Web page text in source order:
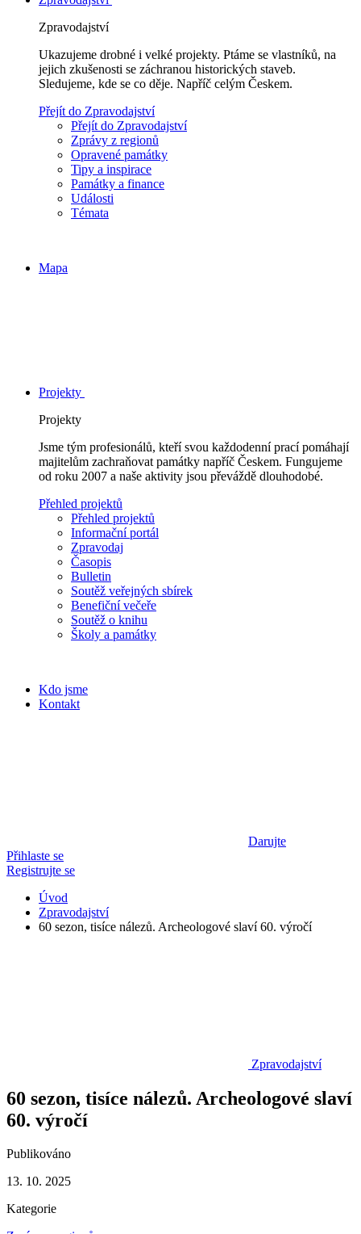
Zpravodajství
Ukazujeme drobné i velké projekty. Ptáme se vlastníků, na
jejich zkušenosti se záchranou historických staveb.
Sledujeme, kde se co děje. Napříč celým Českem.
Přejít do Zpravodajství
Přejít do Zpravodajství
Zprávy z regionů
Opravené památky
Tipy a inspirace
Památky a finance
Události
Témata
Mapa
Projekty
Projekty
Jsme tým profesionálů, kteří svou každodenní prací pomáhají
majitelům zachraňovat památky napříč Českem. Fungujeme
od roku 2007 a naše aktivity jsou převáždě dlouhodobé.
Přehled projektů
Přehled projektů
Informační portál
Zpravodaj
Časopis
Bulletin
Soutěž veřejných sbírek
Benefiční večeře
Soutěž o knihu
Školy a památky
Kdo jsme
Kontakt
Darujte
Přihlaste se
Registrujte se
Úvod
Zpravodajství
60 sezon, tisíce nálezů. Archeologové slaví 60. výročí
Zpravodajství
60 sezon, tisíce nálezů. Archeologové slaví
60. výročí
Publikováno
13. 10. 2025
Kategorie